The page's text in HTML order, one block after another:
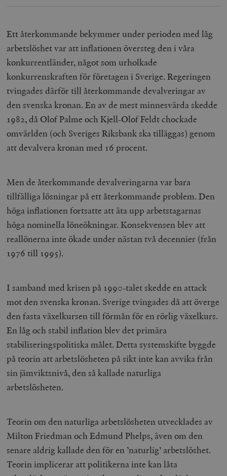
Ett återkommande bekymmer under perioden med låg
arbetslöshet var att inflationen översteg den i våra
konkurrentländer, något som urholkade
konkurrenskraften för företagen i Sverige. Regeringen
tvingades därför till återkommande devalveringar av
den svenska kronan. En av de mest minnesvärda skedde
1982, då Olof Palme och Kjell-Olof Feldt chockade
omvärlden (och Sveriges Riksbank ska tilläggas) genom
att devalvera kronan med 16 procent.
Men de återkommande devalveringarna var bara
tillfälliga lösningar på ett återkommande problem. Den
höga inflationen fortsatte att äta upp arbetstagarnas
höga nominella löneökningar. Konsekvensen blev att
reallönerna inte ökade under nästan två decennier (från
1976 till 1995).
I samband med krisen på 1990-talet skedde en attack
mot den svenska kronan. Sverige tvingades då att överge
den fasta växelkursen till förmån för en rörlig växelkurs.
En låg och stabil inflation blev det primära
stabiliseringspolitiska målet. Detta systemskifte byggde
på teorin att arbetslösheten på sikt inte kan avvika från
sin jämviktsnivå, den så kallade naturliga
arbetslösheten.
Teorin om den naturliga arbetslösheten utvecklades av
Milton Friedman och Edmund Phelps, även om den
senare aldrig kallade den för en ’naturlig’ arbetslöshet.
Teorin implicerar att politikerna inte kan låta